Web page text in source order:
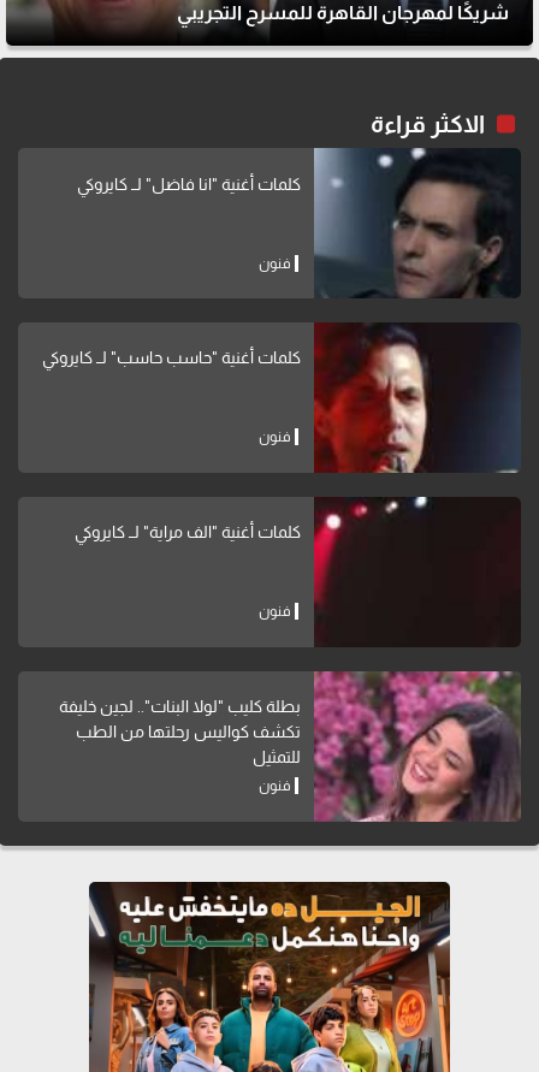
شريكًا لمهرجان القاهرة للمسرح التجريبي
الاكثر قراءة
كلمات أغنية "انا فاضل" لــ كايروكي
فنون
كلمات أغنية "حاسب حاسب" لــ كايروكي
فنون
كلمات أغنية "الف مراية" لــ كايروكي
فنون
بطلة كليب "لولا البنات".. لجين خليفة
تكشف كواليس رحلتها من الطب
للتمثيل
فنون